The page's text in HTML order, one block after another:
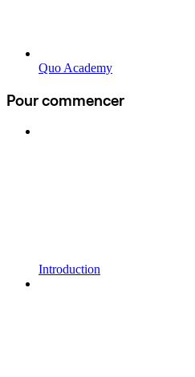
Quo Academy
Pour commencer
Introduction